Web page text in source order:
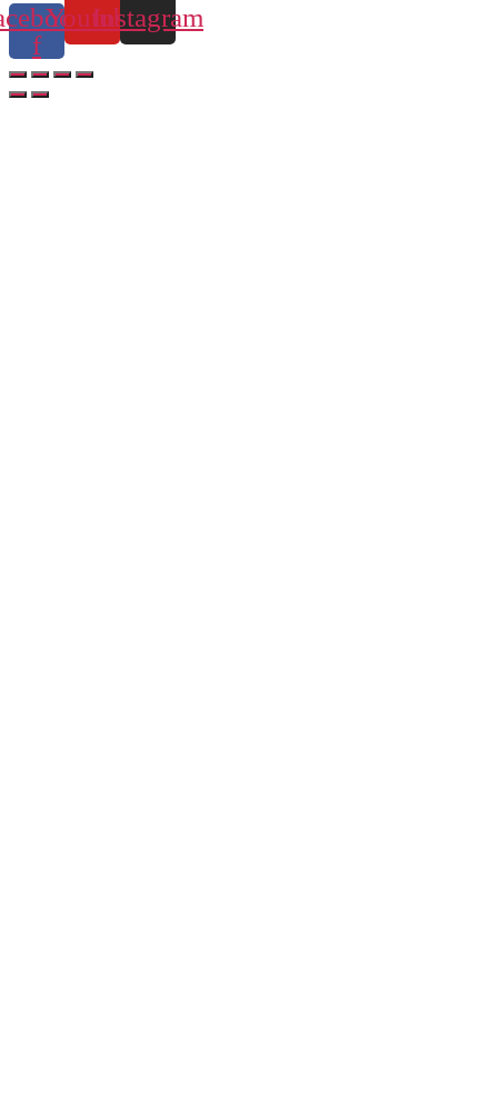
f
YoutubeInstagram